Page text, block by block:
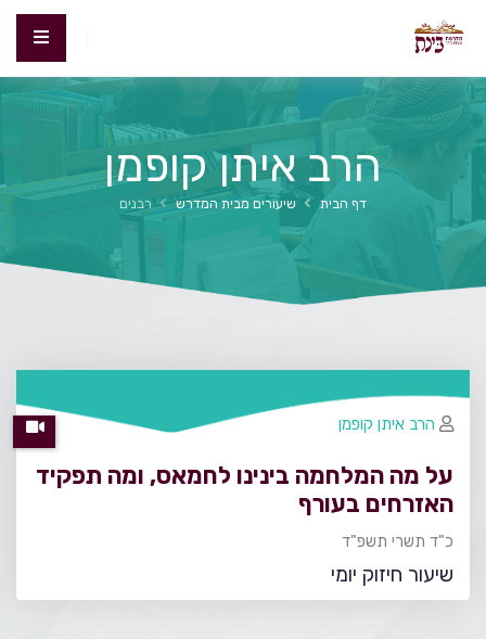
הרב איתן קופמן
דף הבית שיעורים מבית המדרש רבנים
על מה המלחמה בינינו לחמאס, ומה תפקיד
האזרחים בעורף
כ"ד תשרי תשפ"ד
שיעור חיזוק יומי
הרב איתן קופמן